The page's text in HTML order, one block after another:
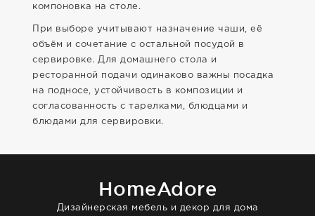
компоновка на столе.
При выборе учитывают назначение чаши, её
объём и сочетание с остальной посудой в
сервировке. Для домашнего стола и
ресторанной подачи одинаково важны посадка
на подносе, устойчивость в композиции и
согласованность с тарелками, блюдцами и
блюдами для сервировки.
HomeAdore
Дизайнерская мебель и декор для дома